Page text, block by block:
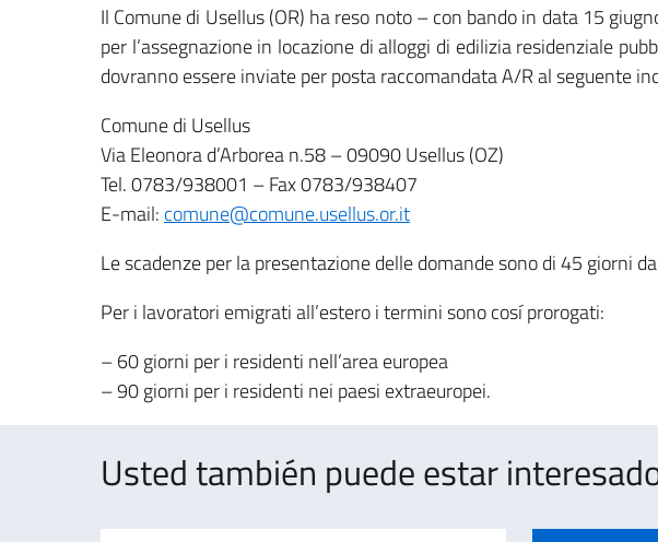
Il Comune di Usellus (OR) ha reso noto – con bando in data 15
per l’assegnazione in locazione di alloggi di edilizia residenziale
dovranno essere inviate per posta raccomandata A/R al seguente
Comune di Usellus
Via Eleonora d’Arborea n.58 – 09090 Usellus (OZ)
Tel. 0783/938001 – Fax 0783/938407
E-mail: comune@comune.usellus.or.it
Le scadenze per la presentazione delle domande sono di 45 giorni
Per i lavoratori emigrati all’estero i termini sono cosí prorogati:
– 60 giorni per i residenti nell’area europea
– 90 giorni per i residenti nei paesi extraeuropei.
Usted también puede estar